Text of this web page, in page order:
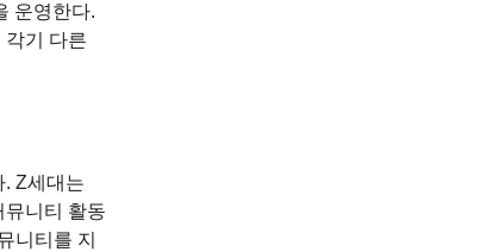
운영한다.
각기 다른
. Z세대는
니티 활동
니티를 지